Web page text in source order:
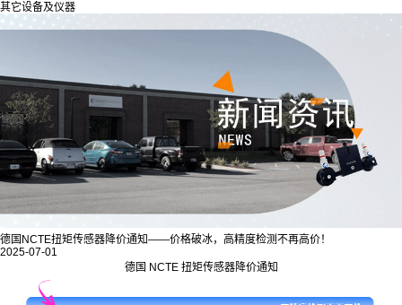
其它设备及仪器
德国NCTE扭矩传感器降价通知——价格破冰，高精度检测不再高价！
2025-07-01
德国 NCTE 扭矩传感器降价通知